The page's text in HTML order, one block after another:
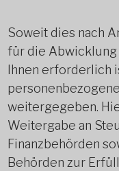
Soweit dies nach
für die Abwicklung
Ihnen erforderlich
weitergegeben.
Weitergabe an
Finanzbehörden
Behörden zur